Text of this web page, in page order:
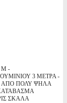
Μ -
3 ΜΕΤΡΑ -
ΑΠΟ ΠΟΛΥ ΨΗΛΑ
ΣΚΑΛΑ